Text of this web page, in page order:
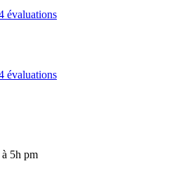
évaluations
évaluations
5h pm